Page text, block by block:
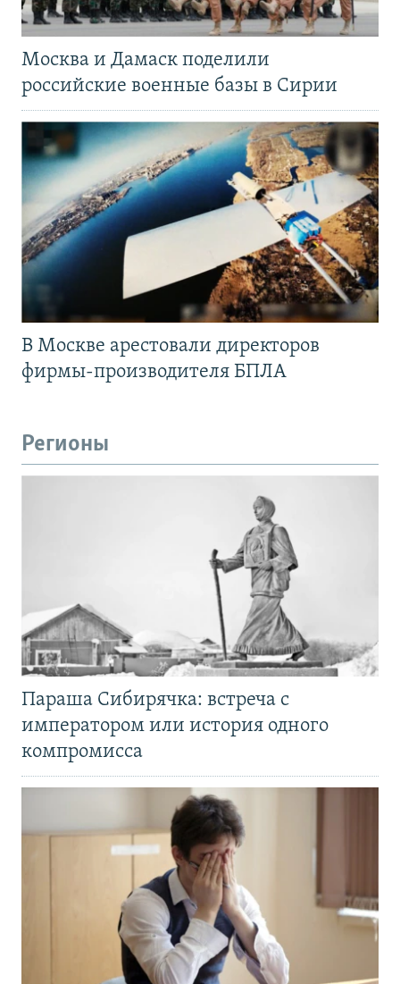
Москва и Дамаск поделили
российские военные базы в Сирии
В Москве арестовали директоров
фирмы-производителя БПЛА
Регионы
Параша Сибирячка: встреча с
императором или история одного
компромисса